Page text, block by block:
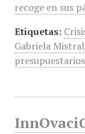
recoge en sus
Etiquetas:
Gabriela Mistral